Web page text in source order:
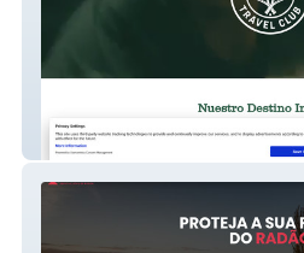
The Padel Travel Club